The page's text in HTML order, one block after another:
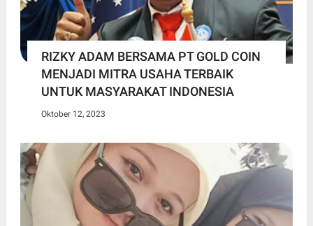
RIZKY ADAM BERSAMA PT GOLD COIN
MENJADI MITRA USAHA TERBAIK
UNTUK MASYARAKAT INDONESIA
Oktober 12, 2023